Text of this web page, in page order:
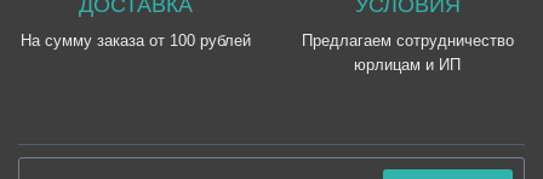
ДОСТАВКА
На сумму заказа от 100 рублей
УСЛОВИЯ
Предлагаем сотрудничество
юрлицам и ИП